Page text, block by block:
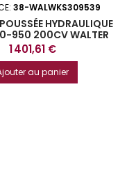
38-WALWKS309539
HYDRAULIQUE
950 200CV WALTER
Prix
1 401,61 €
au panier